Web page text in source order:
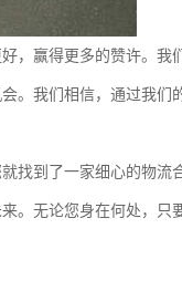
，赢得更多的赞许。我
。我们相信，通过我们
找到了一家细心的物流
。无论您身在何处，